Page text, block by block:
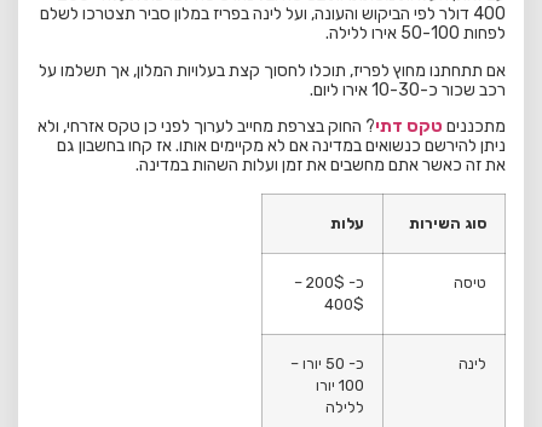
400 דולר לפי הביקוש והעונה, ועל לינה בפריז במלון סביר תצטרכו לשלם
לפחות 50-100 אירו ללילה.
אם תתחתנו מחוץ לפריז, תוכלו לחסוך קצת בעלויות המלון, אך תשלמו על
רכב שכור כ-10-30 אירו ליום.
מתכננים טקס דתי? החוק בצרפת מחייב לערוך לפני כן טקס אזרחי, ולא
ניתן להירשם כנשואים במדינה אם לא מקיימים אותו. אז קחו בחשבון גם
את זה כאשר אתם מחשבים את זמן ועלות השהות במדינה.
סוג השירות עלות
טיסה
כ- 200$ –
400$
לינה
כ- 50 יורו –
100 יורו
ללילה